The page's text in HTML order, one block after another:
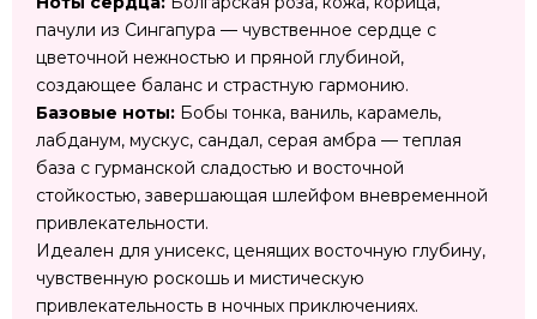
пачули из Сингапура — чувственное сердце с
цветочной нежностью и пряной глубиной,
создающее баланс и страстную гармонию.
Базовые ноты: Бобы тонка, ваниль, карамель,
лабданум, мускус, сандал, серая амбра — теплая
база с гурманской сладостью и восточной
стойкостью, завершающая шлейфом вневременной
привлекательности.
Идеален для унисекс, ценящих восточную глубину,
чувственную роскошь и мистическую
привлекательность в ночных приключениях.